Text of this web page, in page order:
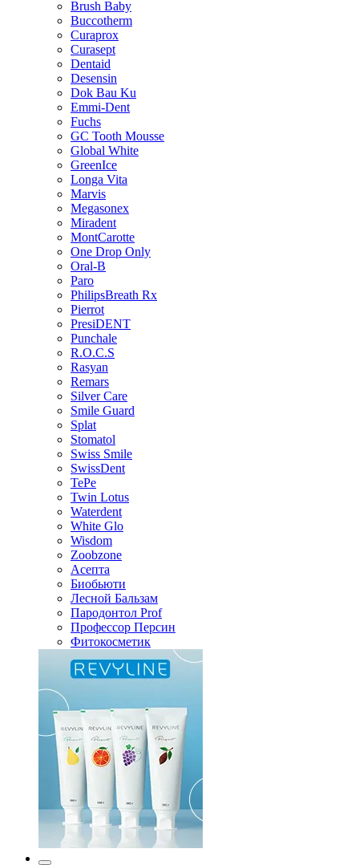
Brush Baby
Buccotherm
Curaprox
Curasept
Dentaid
Desensin
Dok Bau Ku
Emmi-Dent
Fuchs
GC Tooth Mousse
Global White
GreenIce
Longa Vita
Marvis
Megasonex
Miradent
MontCarotte
One Drop Only
Oral-B
Paro
PhilipsBreath Rx
Pierrot
PresiDENT
Punchale
R.O.C.S
Rasyan
Remars
Silver Care
Smile Guard
Splat
Stomatol
Swiss Smile
SwissDent
TePe
Twin Lotus
Waterdent
White Glo
Wisdom
Zoobzone
Асепта
Биобьюти
Лесной Бальзам
Пародонтол Prof
Профессор Персин
Фитокосметик